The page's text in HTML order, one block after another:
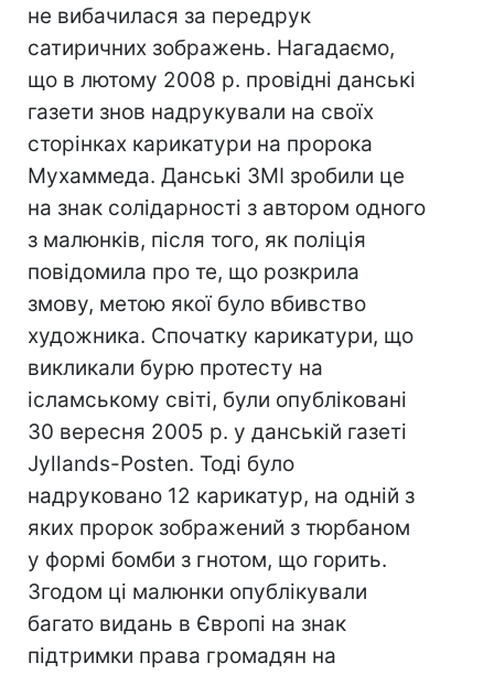
не вибачилася за передрук
сатиричних зображень. Нагадаємо,
що в лютому 2008 р. провідні данські
газети знов надрукували на своїх
сторінках карикатури на пророка
Мухаммеда. Данські ЗМІ зробили це
на знак солідарності з автором одного
з малюнків, після того, як поліція
повідомила про те, що розкрила
змову, метою якої було вбивство
художника. Спочатку карикатури, що
викликали бурю протесту на
ісламському світі, були опубліковані
30 вересня 2005 р. у данській газеті
Jyllаnds-Posten. Тоді було
надруковано 12 карикатур, на одній з
яких пророк зображений з тюрбаном
у формі бомби з гнотом, що горить.
Згодом ці малюнки опублікували
багато видань в Європі на знак
підтримки права громадян на